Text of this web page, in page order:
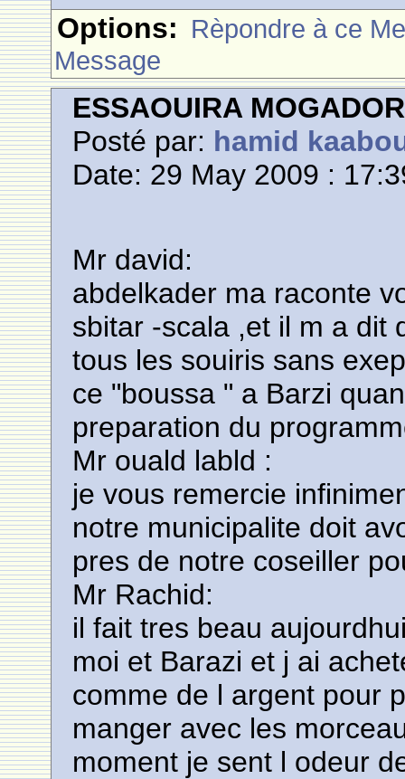
Options: Rèpondre à ce
Message
ESSAOUIRA MOGADOR
Posté par: hamid
Date: 29 May 2009 :
Mr david:
abdelkader ma raconte
sbitar -scala ,et il m a dit
tous les souiris sans
ce "boussa " a Barzi
preparation du
Mr ouald labld :
je vous remercie
notre municipalite doit
pres de notre coseiller
Mr Rachid:
il fait tres beau
moi et Barazi et j ai
comme de l argent pour
manger avec les
moment je sent l odeur